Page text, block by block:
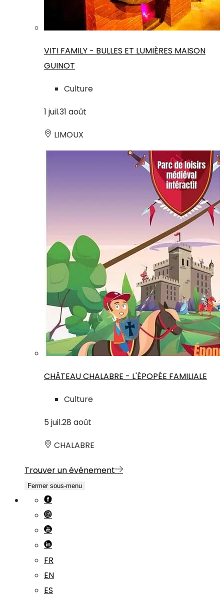
VITI FAMILY - BULLES ET LUMIÈRES MAISON
GUINOT
Culture
1 juil.31 août
LIMOUX
CHÂTEAU CHALABRE - L'ÉPOPÉE FAMILIALE
Culture
5 juil.28 août
CHALABRE
Trouver un événement
Fermer sous-menu
FR
EN
ES